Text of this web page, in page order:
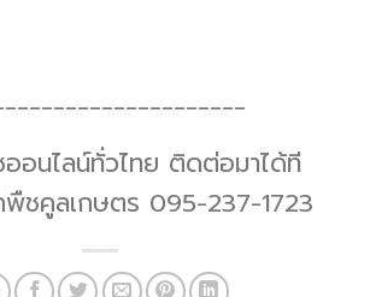
อนไลน์ทั่วไทย ติดต่อมาได้ที
ชคูลเกษตร 095-237-1723